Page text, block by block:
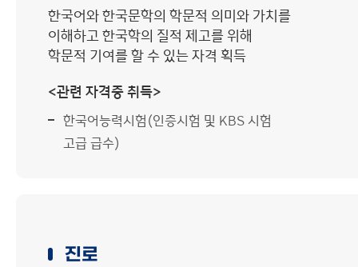
한국어와 한국문학의 학문적 의미와 가치를
이해하고 한국학의 질적 제고를 위해
학문적 기여를 할 수 있는 자격 획득
<관련 자격증 취득>
한국어능력시험(인증시험 및 KBS 시험
고급 급수)
진로